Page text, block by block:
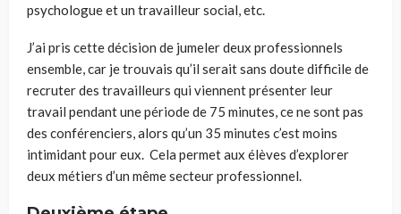
psychologue et un travailleur social, etc.
J’ai pris cette décision de jumeler deux professionnels
ensemble, car je trouvais qu’il serait sans doute difficile de
recruter des travailleurs qui viennent présenter leur
travail pendant une période de 75 minutes, ce ne sont pas
des conférenciers, alors qu’un 35 minutes c’est moins
intimidant pour eux. Cela permet aux élèves d’explorer
deux métiers d’un même secteur professionnel.